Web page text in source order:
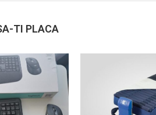
TI PLACA